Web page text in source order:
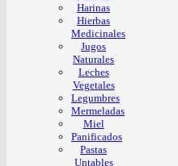
Harinas
Hierbas
Medicinales
Jugos
Naturales
Leches
Vegetales
Legumbres
Mermeladas
Miel
Panificados
Pastas
Untables